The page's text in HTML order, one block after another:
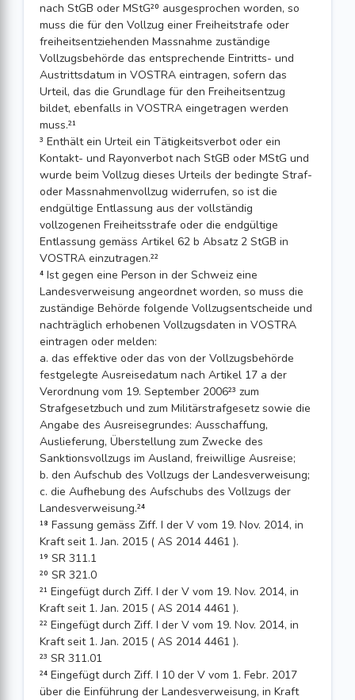
nach StGB oder MStG²⁰ ausgesprochen worden, so
muss die für den Vollzug einer Freiheitstrafe oder
freiheitsentziehenden Massnahme zuständige
Vollzugsbehörde das entsprechende Eintritts- und
Austrittsdatum in VOSTRA eintragen, sofern das
Urteil, das die Grundlage für den Freiheitsentzug
bildet, ebenfalls in VOSTRA eingetragen werden
muss.²¹
³ Enthält ein Urteil ein Tätigkeitsverbot oder ein
Kontakt- und Rayonverbot nach StGB oder MStG und
wurde beim Vollzug dieses Urteils der bedingte Straf-
oder Massnahmenvollzug widerrufen, so ist die
endgültige Entlassung aus der vollständig
vollzogenen Freiheitsstrafe oder die endgültige
Entlassung gemäss Artikel 62 b Absatz 2 StGB in
VOSTRA einzutragen.²²
⁴ Ist gegen eine Person in der Schweiz eine
Landesverweisung angeordnet worden, so muss die
zuständige Behörde folgende Vollzugsentscheide und
nachträglich erhobenen Vollzugsdaten in VOSTRA
eintragen oder melden:
a. das effektive oder das von der Vollzugsbehörde
festgelegte Ausreisedatum nach Artikel 17 a der
Verordnung vom 19. September 2006²³ zum
Strafgesetzbuch und zum Militärstrafgesetz sowie die
Angabe des Ausreisegrundes: Ausschaffung,
Auslieferung, Überstellung zum Zwecke des
Sanktionsvollzugs im Ausland, freiwillige Ausreise;
b. den Aufschub des Vollzugs der Landesverweisung;
c. die Aufhebung des Aufschubs des Vollzugs der
Landesverweisung.²⁴
¹⁸ Fassung gemäss Ziff. I der V vom 19. Nov. 2014, in
Kraft seit 1. Jan. 2015 ( AS 2014 4461 ).
¹⁹ SR 311.1
²⁰ SR 321.0
²¹ Eingefügt durch Ziff. I der V vom 19. Nov. 2014, in
Kraft seit 1. Jan. 2015 ( AS 2014 4461 ).
²² Eingefügt durch Ziff. I der V vom 19. Nov. 2014, in
Kraft seit 1. Jan. 2015 ( AS 2014 4461 ).
²³ SR 311.01
²⁴ Eingefügt durch Ziff. I 10 der V vom 1. Febr. 2017
über die Einführung der Landes­verweisung, in Kraft